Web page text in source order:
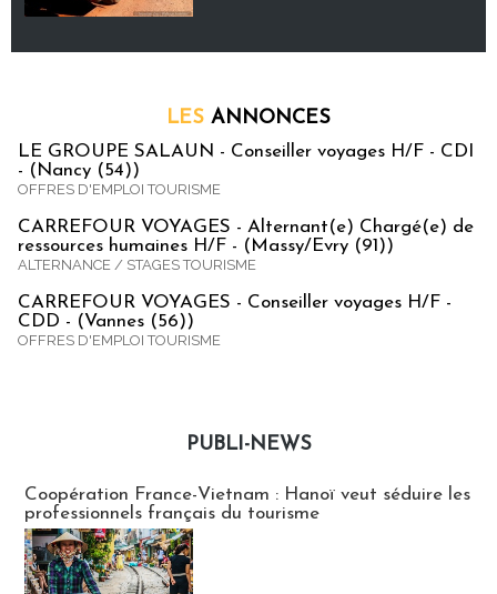
LES ANNONCES
LE GROUPE SALAUN - Conseiller voyages H/F - CDI
- (Nancy (54))
OFFRES D'EMPLOI TOURISME
CARREFOUR VOYAGES - Alternant(e) Chargé(e) de
ressources humaines H/F - (Massy/Evry (91))
ALTERNANCE / STAGES TOURISME
CARREFOUR VOYAGES - Conseiller voyages H/F -
CDD - (Vannes (56))
OFFRES D'EMPLOI TOURISME
PUBLI-NEWS
Coopération France-Vietnam : Hanoï veut séduire les
professionnels français du tourisme